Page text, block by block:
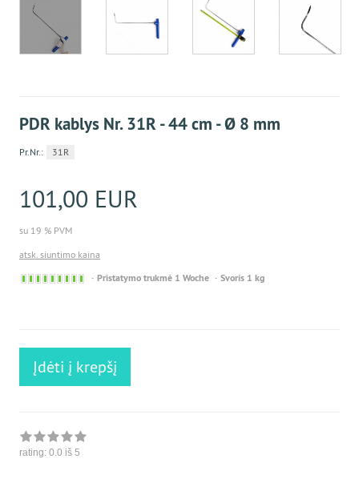
PDR kablys Nr. 31R - 44 cm - Ø 8 mm
Pr.Nr.: 31R
101,00 EUR
su 19 % PVM
atsk. siuntimo kaina
Sofort
Pristatymo trukmė 1 Woche Svoris 1 kg
Įdėti į krepšį
rating: 0.0 iš 5